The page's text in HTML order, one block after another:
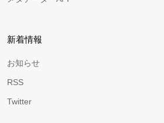
新着情報
お知らせ
RSS
Twitter